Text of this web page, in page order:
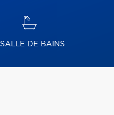
SALLE DE BAINS